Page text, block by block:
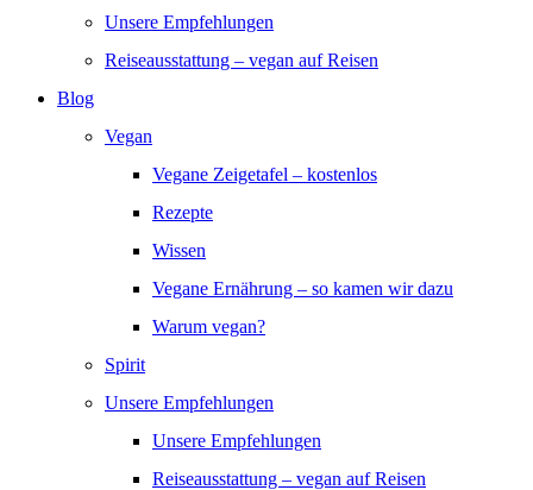
Unsere Empfehlungen
Reiseausstattung – vegan auf Reisen
Blog
Vegan
Vegane Zeigetafel – kostenlos
Rezepte
Wissen
Vegane Ernährung – so kamen wir dazu
Warum vegan?
Spirit
Unsere Empfehlungen
Unsere Empfehlungen
Reiseausstattung – vegan auf Reisen